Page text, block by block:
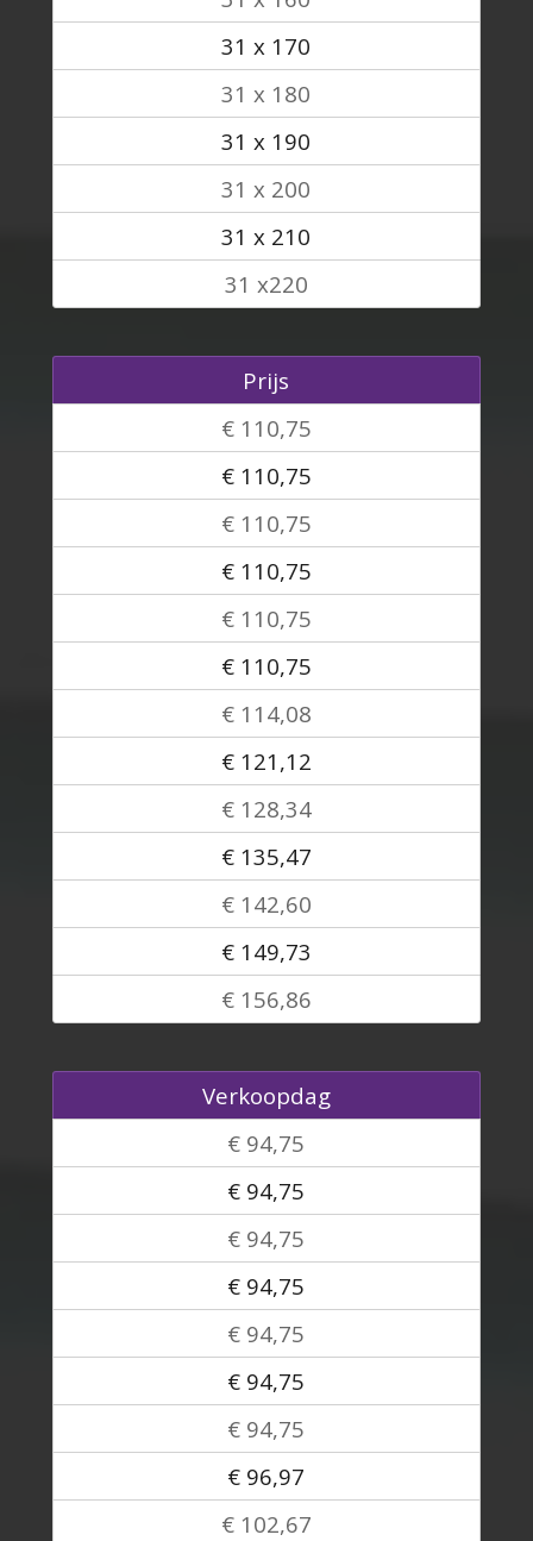
31 x 170
31 x 180
31 x 190
31 x 200
31 x 210
31 x220
Prijs
€ 110,75
€ 110,75
€ 110,75
€ 110,75
€ 110,75
€ 110,75
€ 114,08
€ 121,12
€ 128,34
€ 135,47
€ 142,60
€ 149,73
€ 156,86
Verkoopdag
€ 94,75
€ 94,75
€ 94,75
€ 94,75
€ 94,75
€ 94,75
€ 94,75
€ 96,97
€ 102,67